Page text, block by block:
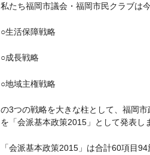
私たち福岡市議会・福岡市民クラブは
○生活保障戦略
○成長戦略
○地域主権戦略
の3つの戦略を大きな柱として、福岡
を「会派基本政策2015」として発表し
「会派基本政策2015」は合計60項目